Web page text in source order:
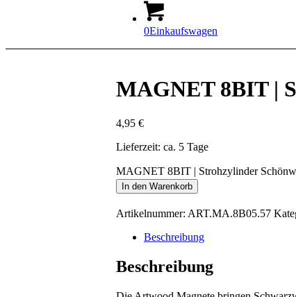
0Einkaufswagen
MAGNET 8BIT |
4,95 €
Lieferzeit: ca. 5 Tage
MAGNET 8BIT | Strohzylinder
In den Warenkorb
Artikelnummer: ART.MA.8B05.57
Beschreibung
Beschreibung